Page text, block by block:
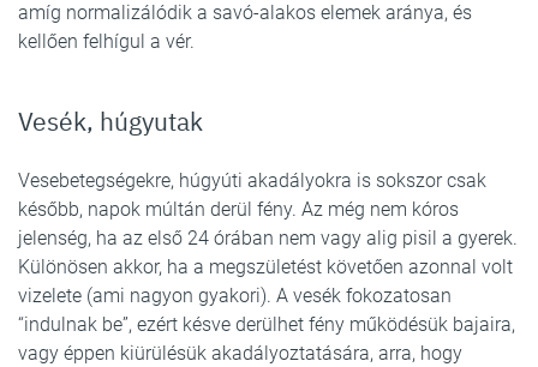
amíg normalizálódik a savó-alakos elemek aránya, és
kellően felhígul a vér.
Vesék, húgyutak
Vesebetegségekre, húgyúti akadályokra is sokszor csak
később, napok múltán derül fény. Az még nem kóros
jelenség, ha az első 24 órában nem vagy alig pisil a gyerek.
Különösen akkor, ha a megszületést követően azonnal volt
vizelete (ami nagyon gyakori). A vesék fokozatosan
“indulnak be”, ezért késve derülhet fény működésük bajaira,
vagy éppen kiürülésük akadályoztatására, arra, hogy